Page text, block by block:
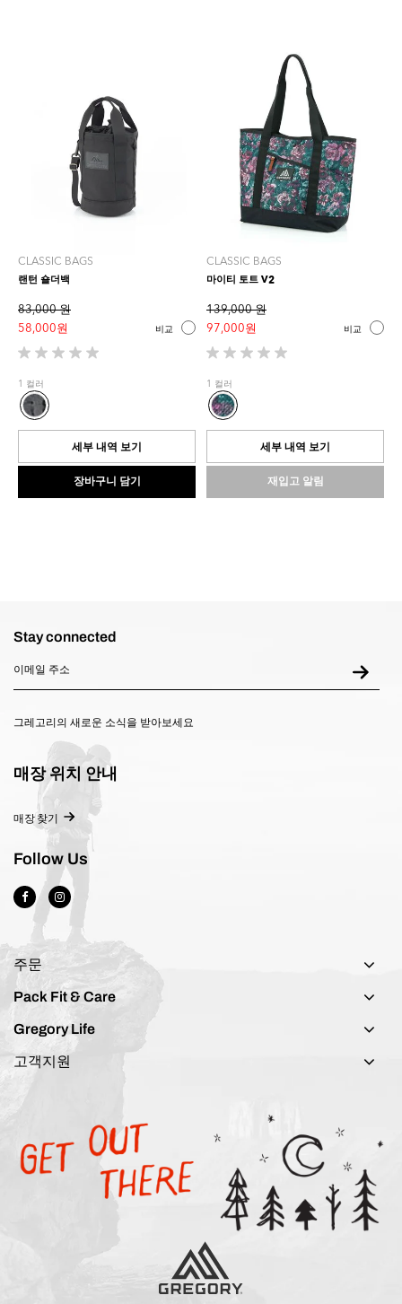
CLASSIC BAGS
랜턴 숄더백
83,000 원
58,000 원
비교
별
5
개
중
0.0
입
다.
1 컬러
세부 내역 보기
장바구니 담기
CLASSIC BAGS
마이티 토트 V2
139,000 원
97,000 원
비교
별
5
개
중
0.0
입
다.
1 컬러
세부 내역 보기
재입고 알림
Stay connected
그레고리의 새로운 소식을 받아보세요
매장 위치 안내
매장 찾기
Follow Us
주문
Pack Fit & Care
Gregory Life
고객지원